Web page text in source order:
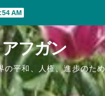
AM
フガン
の平和、人権、進歩のため